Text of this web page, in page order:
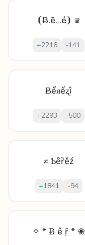
⦗Ƀ.ē.ᵣ.é⦘ ♛
+2216 -141
Ƀểᴙếʐî
+2293 -500
≠ Ƅȇȑěź
+1841 -94
✧ * Ƀ ê ṝ * ❀